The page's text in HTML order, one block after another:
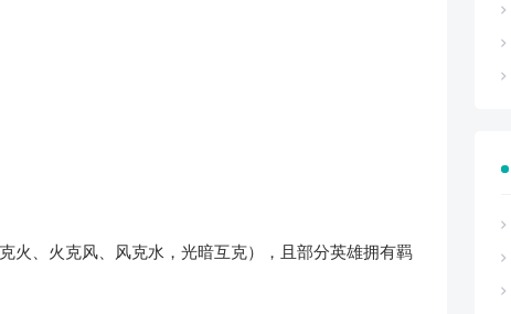
火、火克风、风克水，光暗互克），且部分英雄拥有羁